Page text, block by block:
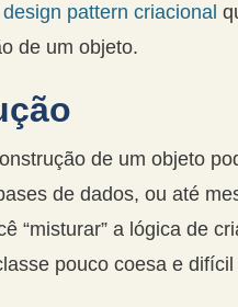
design pattern criacional
de um objeto.
de um objeto
de dados, ou até
“misturar” a lógica de
pouco coesa e